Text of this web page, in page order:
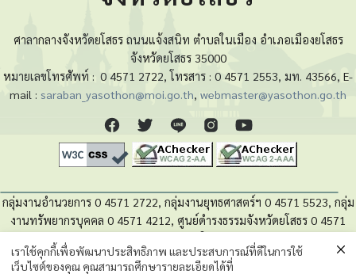
ศาลากลางจังหวัดยโสธร ถนนแจ้งสนิท ตำบลในเมือง อำเภอเมืองยโสธร
จังหวัดยโสธร 35000
หมายเลขโทรศัพท์ : 0 4571 2722, โทรสาร : 0 4571 2553, มท. 43566, E-
mail : saraban_yasothon@moi.go.th, webmaster@yasothon.go.th
กลุ่มงานอำนวยการ 0 4571 2722, กลุ่มงานยุทธศาสตร์ฯ 0 4571 5523, กลุ่ม
งานทรัพยากรบุคคล 0 4571 4212, ศูนย์ดำรงธรรมจังหวัดยโสธร 0 4571
นโยบายความเป็นส่วนตัวของข้อมูล
เราใช้คุกกี้เพื่อพัฒนาประสิทธิภาพ และประสบการณ์ที่ดีในการใช้
เว็บไซต์ของคุณ คุณสามารถศึกษารายละเอียดได้ที่